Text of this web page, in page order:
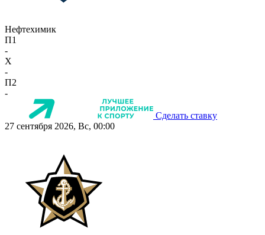
Нефтехимик
П1
-
X
-
П2
-
Сделать ставку
27 сентября 2026, Вс, 00:00